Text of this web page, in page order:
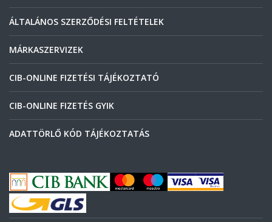
ÁLTALÁNOS SZERZŐDÉSI FELTÉTELEK
MÁRKASZERVIZEK
CIB-ONLINE FIZETÉSI TÁJÉKOZTATÓ
CIB-ONLINE FIZETÉS GYIK
ADATTÖRLŐ KÓD TÁJÉKOZTATÁS